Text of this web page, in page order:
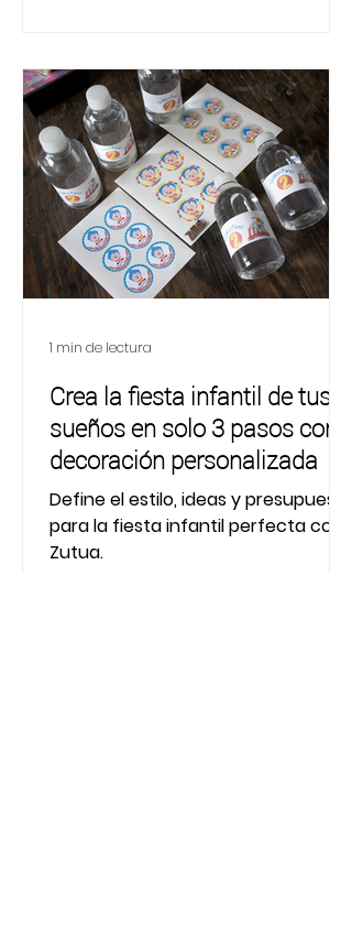
sino que abraza la vida entera: la
Cobija acolchada personalizada
Zutua.
Crea la fiesta infantil de tus
sueños en solo 3 pasos con
decoración personalizada
Define el estilo, ideas y presupuesto
para la fiesta infantil perfecta con
Zutua.
1 min de lectura